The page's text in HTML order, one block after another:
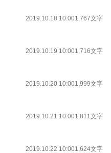
2019.10.18 10:001,767文字
2019.10.19 10:001,716文字
2019.10.20 10:001,999文字
2019.10.21 10:001,811文字
2019.10.22 10:001,624文字